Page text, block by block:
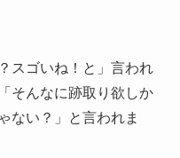
スゴいね！と」言われ
そんなに跡取り欲しか
ない？」と言われま